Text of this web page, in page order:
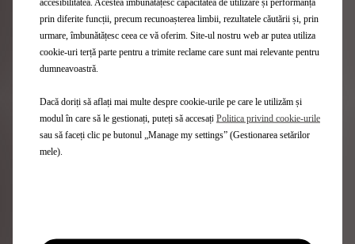
personalizate, DS Automobiles oferă o experiență unică
înainte, în timpul și după fiecare călătorie.
Concepute pentru clienții care doresc să se remarce,
rafinamentul cu tehnologia. Cu noul DS 3, DS 4, noul DS
7 și DS 9, marca DS oferă o gamă globală.
Pe baza numeroaselor recorduri înregistrate de la
DS Automobiles oferă grupuri motopropulsoare 100%
prin diferite funcții, precum recunoașterea limbii, rezultatele căutării și, prin
urmare, îmbunătățesc ceea ce vă oferim. Site-ul nostru web ar putea utiliza
cookie-uri terță parte pentru a trimite reclame care sunt mai relevante pentru
dumneavoastră.
Dacă doriți să aflați mai multe despre cookie-urile pe care le utilizăm și
modul în care să le gestionați, puteți să accesați Politica privind cookie-urile
sau să faceți clic pe butonul „Manage my settings” (Gestionarea setărilor
mele).